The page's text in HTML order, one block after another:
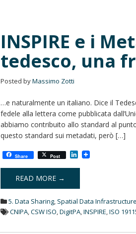
INSPIRE e i
tedesco, una
Posted byMassimo Zotti
…e naturalmente un italiano. Dice il
fedele alla lettera come pubblicata
abbiamo contribuito allo standard al
questo standard sui metadati, però […]
Share Post L
n
e
I
n
READ MORE →
5. Data Sharing, Spatial Data
CNIPA,CSW ISO,DigitPA,INSPIRE,ISO